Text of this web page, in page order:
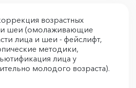
возрастных
и шеи (омолаживающие
лица и шеи - фейслифт,
методики,
лица у
молодого возраста).